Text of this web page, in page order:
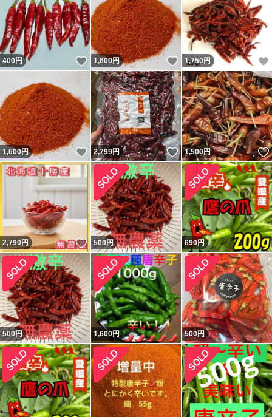
400円 いいね！
1,600円 いいね！
1,750 円
1,600円 いいね！
2,799円 いいね！
1,500円
2,790円 いいね！
500円 690円
500円 1,600円 500円